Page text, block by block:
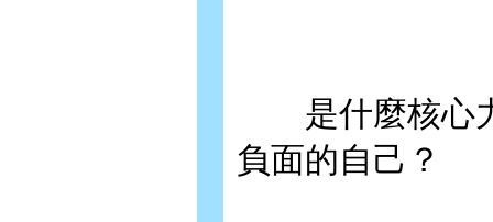
是什麼核心力
負面的自己？